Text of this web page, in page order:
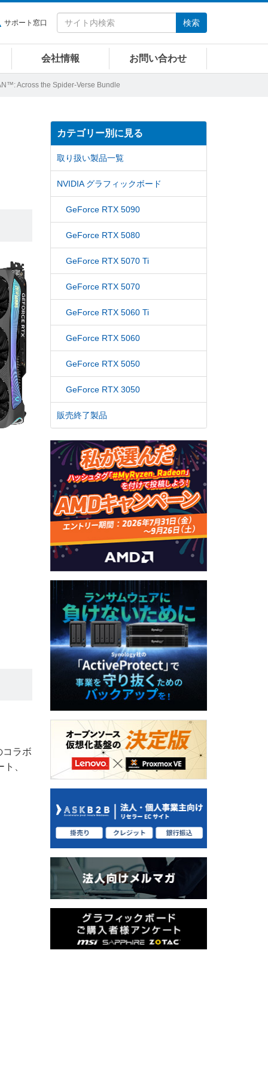
サポート窓口 検索
会社情報 お問い合わせ
Across the Spider-Verse Bundle
ラボ
、
カテゴリー別に見る
取り扱い製品一覧
NVIDIA グラフィックボード
GeForce RTX 5090
GeForce RTX 5080
GeForce RTX 5070 Ti
GeForce RTX 5070
GeForce RTX 5060 Ti
GeForce RTX 5060
GeForce RTX 5050
GeForce RTX 3050
販売終了製品